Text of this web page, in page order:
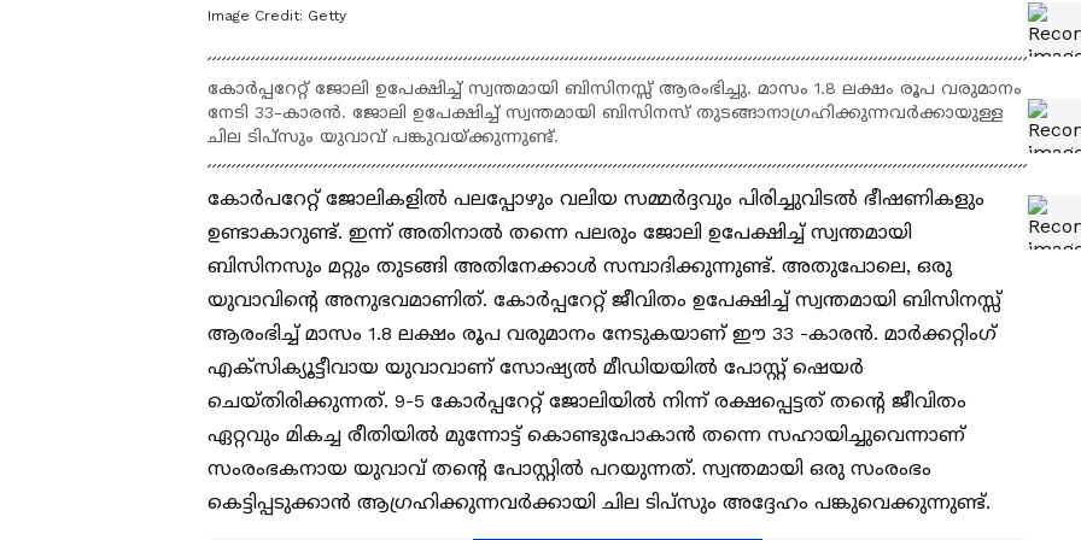
Image Credit: Getty
കോർപ്പറേറ്റ് ജോലി ഉപേക്ഷിച്ച് സ്വന്തമായി ബിസിനസ്സ് ആരംഭിച്ചു. മാസം 1.8 ലക്ഷം രൂപ വരുമാനം
നേടി 33-കാരന്‍. ജോലി ഉപേക്ഷിച്ച് സ്വന്തമായി ബിസിനസ് തുടങ്ങാനാഗ്രഹിക്കുന്നവര്‍ക്കായുള്ള
ചില ടിപ്സും യുവാവ് പങ്കുവയ്ക്കുന്നുണ്ട്.
കോർപറേറ്റ് ജോലികളിൽ പലപ്പോഴും വലിയ സമ്മർദ്ദവും പിരിച്ചുവിടൽ ഭീഷണികളും
ഉണ്ടാകാറുണ്ട്. ഇന്ന് അതിനാൽ തന്നെ പലരും ജോലി ഉപേക്ഷിച്ച് സ്വന്തമായി
ബിസിനസും മറ്റും തുടങ്ങി അതിനേക്കാൾ സമ്പാദിക്കുന്നുണ്ട്. അതുപോലെ, ഒരു
യുവാവിന്റെ അനുഭവമാണിത്. കോർപ്പറേറ്റ് ജീവിതം ഉപേക്ഷിച്ച് സ്വന്തമായി ബിസിനസ്സ്
ആരംഭിച്ച് മാസം 1.8 ലക്ഷം രൂപ വരുമാനം നേടുകയാണ് ഈ 33 -കാരൻ. മാർക്കറ്റിംഗ്
എക്സിക്യൂട്ടീവായ യുവാവാണ് സോഷ്യൽ മീഡിയയിൽ പോസ്റ്റ് ഷെയർ
ചെയ്തിരിക്കുന്നത്. 9-5 കോർപ്പറേറ്റ് ജോലിയിൽ നിന്ന് രക്ഷപ്പെട്ടത് തന്റെ ജീവിതം
ഏറ്റവും മികച്ച രീതിയിൽ മുന്നോട്ട് കൊണ്ടുപോകാൻ തന്നെ സഹായിച്ചുവെന്നാണ്
സംരംഭകനായ യുവാവ് തന്റെ പോസ്റ്റിൽ പറയുന്നത്. സ്വന്തമായി ഒരു സംരംഭം
കെട്ടിപ്പടുക്കാൻ ആഗ്രഹിക്കുന്നവർക്കായി ചില ടിപ്സും അദ്ദേഹം പങ്കുവെക്കുന്നുണ്ട്.